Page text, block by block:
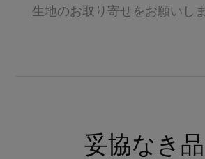
生地のお取り寄せをお願いしま
妥協なき